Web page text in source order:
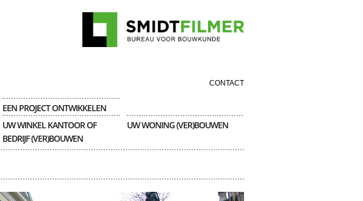
CONTACT
EEN PROJECT ONTWIKKELEN
UW WINKEL KANTOOR OF
BEDRIJF (VER)BOUWEN
UW WONING (VER)BOUWEN